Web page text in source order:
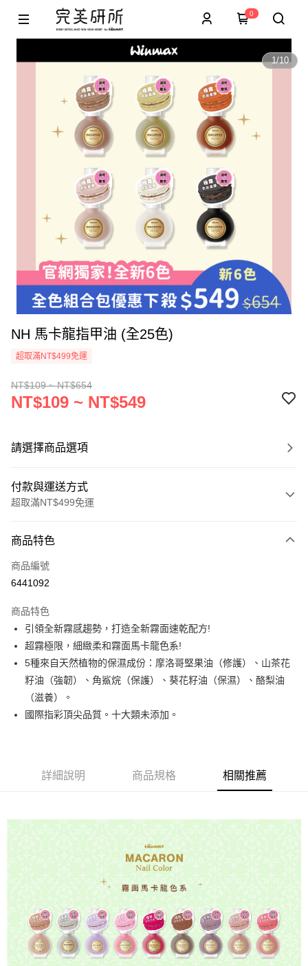
0
1/10
NH 馬卡龍指甲油 (全25色)
超取滿NT$499免運
NT$109 ~ NT$654
NT$109 ~ NT$549
請選擇商品選項
付款與運送方式
超取滿NT$499免運
信用卡一次付款
超商取貨付款
Apple Pay
街口支付
悠遊付
運送方式
因應疫情升溫，目前暫停使用7-11取貨付款配送，請使用全家
每筆NT$100，滿NT$699(含以上)免運費
商品特色
商品編號
6441092
商品特色
引領全新霧感趨勢，打造全新霧面速乾配方!
超霧極限，細緻柔和霧面馬卡龍色系!
5種來自天然植物的保濕成份：摩洛哥堅果油（修護）、山茶花
籽油（強韌）、角鯊烷（保護）、葵花籽油（保濕）、酪梨油
（滋養）。
國際指彩頂尖品質。十大類未添加。
詳細說明 商品規格 相關推薦